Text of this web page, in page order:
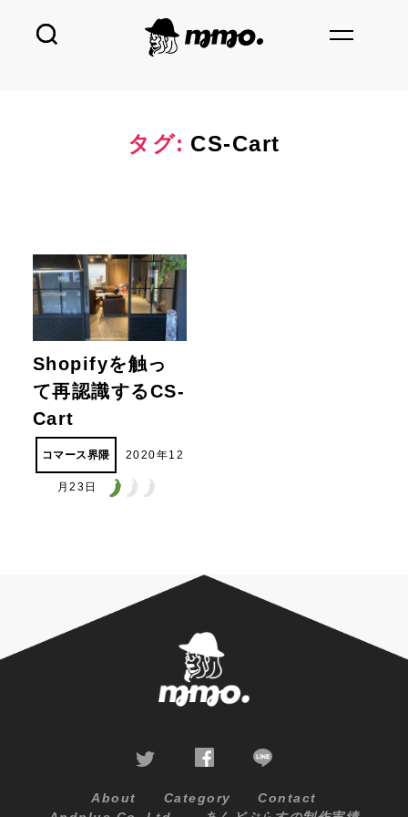
タグ: CS-Cart
Shopifyを触っ
て再認識するCS-
Cart
コマース界隈 2020年12
月23日
About Category
Contact